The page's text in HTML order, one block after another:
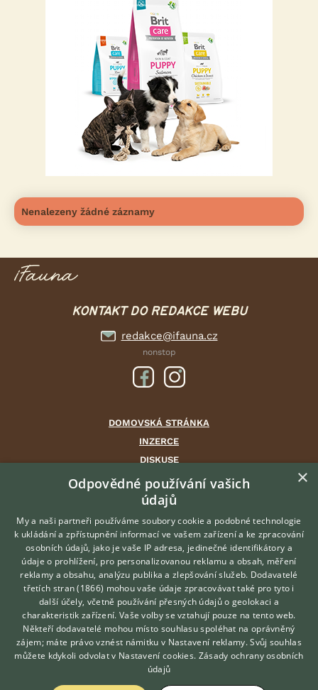
Nenalezeny žádné záznamy
KONTAKT DO REDAKCE WEBU
redakce@ifauna.cz
nonstop
DOMOVSKÁ STRÁNKA
INZERCE
DISKUSE
ČLÁNKY
CHOVATELSKÉ STANICE
ATLAS
VÝBĚR VHODNÉHO PLEMENE
O nás
Kontakt
Možnosti zvýraznění inzerátů
Podmínky užití
Zpracování osobních údajů
Přihlášení
Hledáte zvířecího kamaráda?
Zdarma vám poradí
VETERINÁŘ ONLINE
KONZULTOVAT S
VETERINÁŘEM
×
Odpovědné používání vašich
údajů
My a naši partneři používáme soubory cookie a podobné technologie
k ukládání a zpřístupnění informací ve vašem zařízení a ke zpracování
osobních údajů, jako je vaše IP adresa, jedinečné identifikátory a
údaje o prohlížení, pro personalizovanou reklamu a obsah, měření
reklamy a obsahu, analýzu publika a zlepšování služeb. Dodavatelé
třetích stran (1866) mohou vaše údaje zpracovávat také pro tyto i
další účely, včetně používání přesných údajů o geolokaci a
charakteristik zařízení. Vaše volby se vztahují pouze na tento web.
Někteří dodavatelé mohou místo souhlasu spoléhat na oprávněný
zájem; máte právo vznést námitku v Nastavení reklamy. Svůj souhlas
můžete kdykoli odvolat v Nastavení cookies. Zásady ochrany osobních
údajů